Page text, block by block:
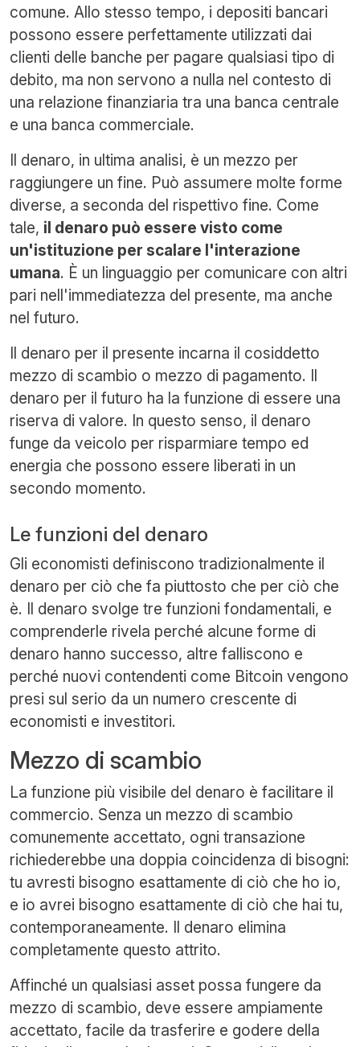
comune. Allo stesso tempo, i depositi bancari
possono essere perfettamente utilizzati dai
clienti delle banche per pagare qualsiasi tipo di
debito, ma non servono a nulla nel contesto di
una relazione finanziaria tra una banca centrale
e una banca commerciale.
Il denaro, in ultima analisi, è un mezzo per
raggiungere un fine. Può assumere molte forme
diverse, a seconda del rispettivo fine. Come
tale, il denaro può essere visto come
un'istituzione per scalare l'interazione
umana. È un linguaggio per comunicare con altri
pari nell'immediatezza del presente, ma anche
nel futuro.
Il denaro per il presente incarna il cosiddetto
mezzo di scambio o mezzo di pagamento. Il
denaro per il futuro ha la funzione di essere una
riserva di valore. In questo senso, il denaro
funge da veicolo per risparmiare tempo ed
energia che possono essere liberati in un
secondo momento.
Le funzioni del denaro
Gli economisti definiscono tradizionalmente il
denaro per ciò che fa piuttosto che per ciò che
è. Il denaro svolge tre funzioni fondamentali, e
comprenderle rivela perché alcune forme di
denaro hanno successo, altre falliscono e
perché nuovi contendenti come Bitcoin vengono
presi sul serio da un numero crescente di
economisti e investitori.
Mezzo di scambio
La funzione più visibile del denaro è facilitare il
commercio. Senza un mezzo di scambio
comunemente accettato, ogni transazione
richiederebbe una doppia coincidenza di bisogni:
tu avresti bisogno esattamente di ciò che ho io,
e io avrei bisogno esattamente di ciò che hai tu,
contemporaneamente. Il denaro elimina
completamente questo attrito.
Affinché un qualsiasi asset possa fungere da
mezzo di scambio, deve essere ampiamente
accettato, facile da trasferire e godere della